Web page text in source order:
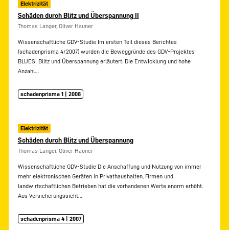
Elektrizität
Schäden durch Blitz und Überspannung II
Thomas Langer, Oliver Hauner
Wissenschaftliche GDV-Studie Im ersten Teil dieses Berichtes
(schadenprisma 4/2007) wurden die Beweggründe des GDV-Projektes
BLUES  Blitz und Überspannung erläutert. Die Entwicklung und hohe
Anzahl…
schadenprisma 1 | 2008
Elektrizität
Schäden durch Blitz und Überspannung
Thomas Langer, Oliver Hauner
Wissenschaftliche GDV-Studie Die Anschaffung und Nutzung von immer
mehr elektronischen Geräten in Privathaushalten, Firmen und
landwirtschaftlichen Betrieben hat die vorhandenen Werte enorm erhöht.
Aus Versicherungssicht…
schadenprisma 4 | 2007